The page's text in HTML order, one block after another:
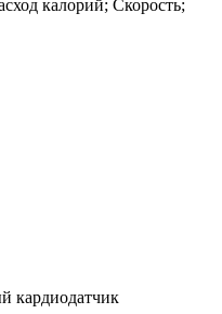
калорий; Скорость;
кардиодатчик